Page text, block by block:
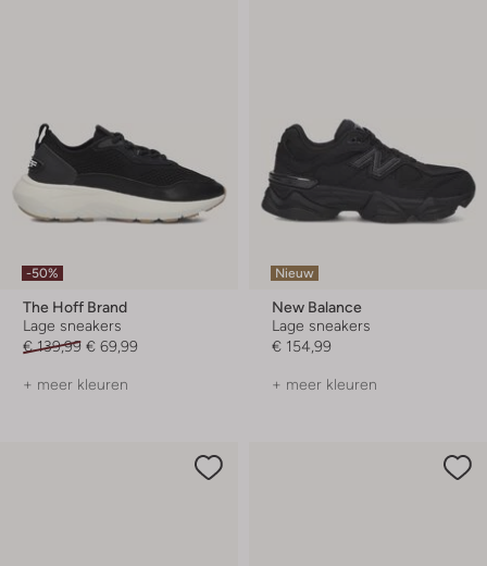
-50%
The Hoff Brand
Lage sneakers
€ 139,99 € 69,99
+ meer kleuren
Nieuw
New Balance
Lage sneakers
€ 154,99
+ meer kleuren